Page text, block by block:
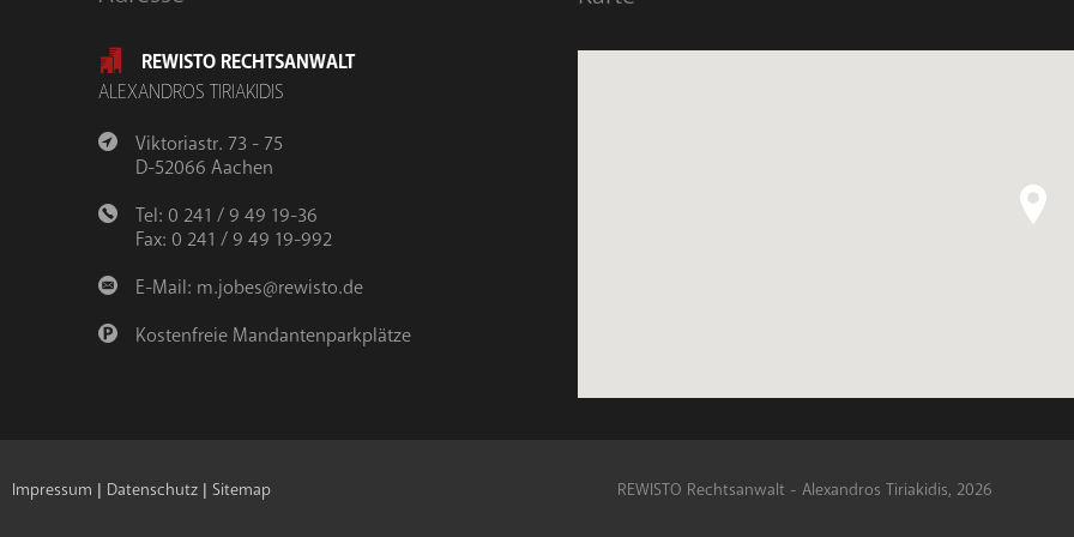
REWISTO RECHTSANWALT
ALEXANDROS TIRIAKIDIS
Viktoriastr. 73 - 75
D-52066 Aachen
Tel: 0 241 / 9 49 19-36
Fax: 0 241 / 9 49 19-992
E-Mail: m.jobes@rewisto.de
Kostenfreie Mandantenparkplätze
Impressum | Datenschutz | Sitemap REWISTO Rechtsanwalt - Alexandros Tiriakidis, 2026